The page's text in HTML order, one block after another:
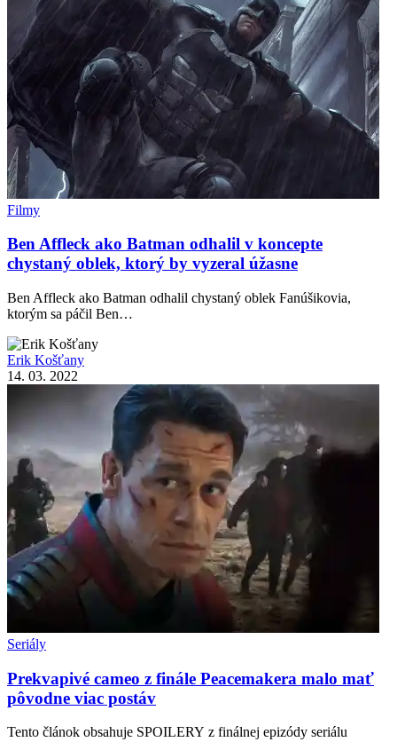
Filmy
Ben Affleck ako Batman odhalil v koncepte
chystaný oblek, ktorý by vyzeral úžasne
Ben Affleck ako Batman odhalil chystaný oblek Fanúšikovia,
ktorým sa páčil Ben…
Erik Košťany
14. 03. 2022
Seriály
Prekvapivé cameo z finále Peacemakera malo mať
pôvodne viac postáv
Tento článok obsahuje SPOILERY z finálnej epizódy seriálu